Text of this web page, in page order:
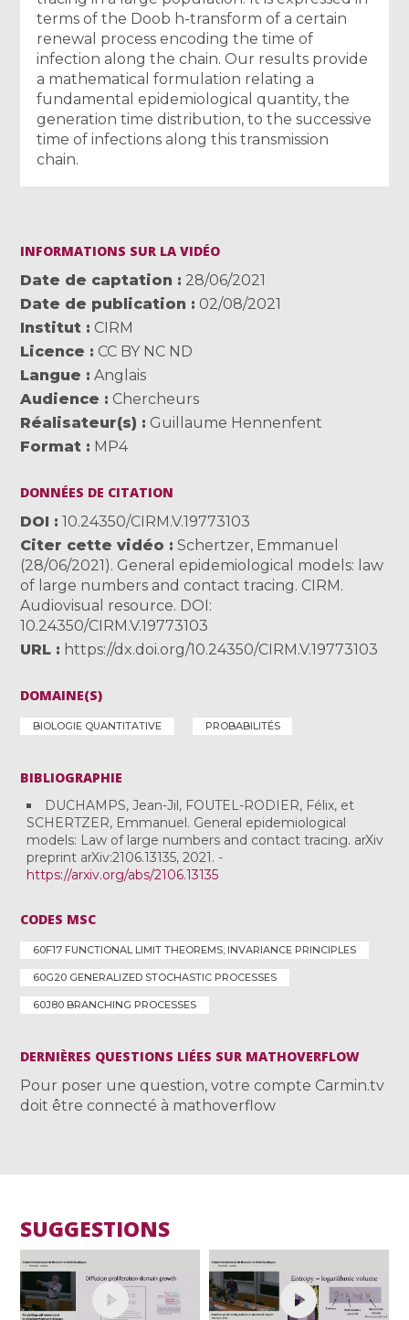
terms of the Doob h-transform of a certain
renewal process encoding the time of
infection along the chain. Our results provide
a mathematical formulation relating a
fundamental epidemiological quantity, the
generation time distribution, to the successive
time of infections along this transmission
chain.
INFORMATIONS SUR LA VIDÉO
Date de captation
28/06/2021
Date de publication
02/08/2021
Institut
CIRM
Licence
CC BY NC ND
Langue
Anglais
Audience
Chercheurs
Réalisateur(s)
Guillaume Hennenfent
Format
MP4
DONNÉES DE CITATION
DOI
10.24350/CIRM.V.19773103
Citer cette vidéo
Schertzer, Emmanuel
(28/06/2021). General epidemiological models: law
of large numbers and contact tracing. CIRM.
Audiovisual resource. DOI:
10.24350/CIRM.V.19773103
URL
https://dx.doi.org/10.24350/CIRM.V.19773103
DOMAINE(S)
BIOLOGIE QUANTITATIVE PROBABILITÉS
BIBLIOGRAPHIE
DUCHAMPS, Jean-Jil, FOUTEL-RODIER, Félix, et
SCHERTZER, Emmanuel. General epidemiological
models: Law of large numbers and contact tracing. arXiv
preprint arXiv:2106.13135, 2021. -
https://arxiv.org/abs/2106.13135
CODES MSC
60F17 FUNCTIONAL LIMIT THEOREMS; INVARIANCE PRINCIPLES
60G20 GENERALIZED STOCHASTIC PROCESSES
60J80 BRANCHING PROCESSES
DERNIÈRES QUESTIONS LIÉES SUR MATHOVERFLOW
Pour poser une question, votre compte Carmin.tv
doit être connecté à mathoverflow
SUGGESTIONS